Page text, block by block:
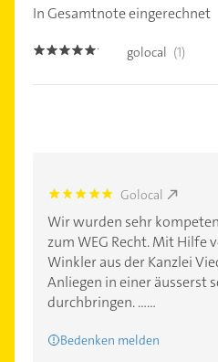
In Gesamtnote eingerechnet
5.0 golocal (1)
5.0 Golocal
Wir wurden sehr
zum WEG Recht. Mit Hilfe
Winkler aus der Kanzlei
Anliegen in einer äusserst
durchbringen. ......
Bedenken melden